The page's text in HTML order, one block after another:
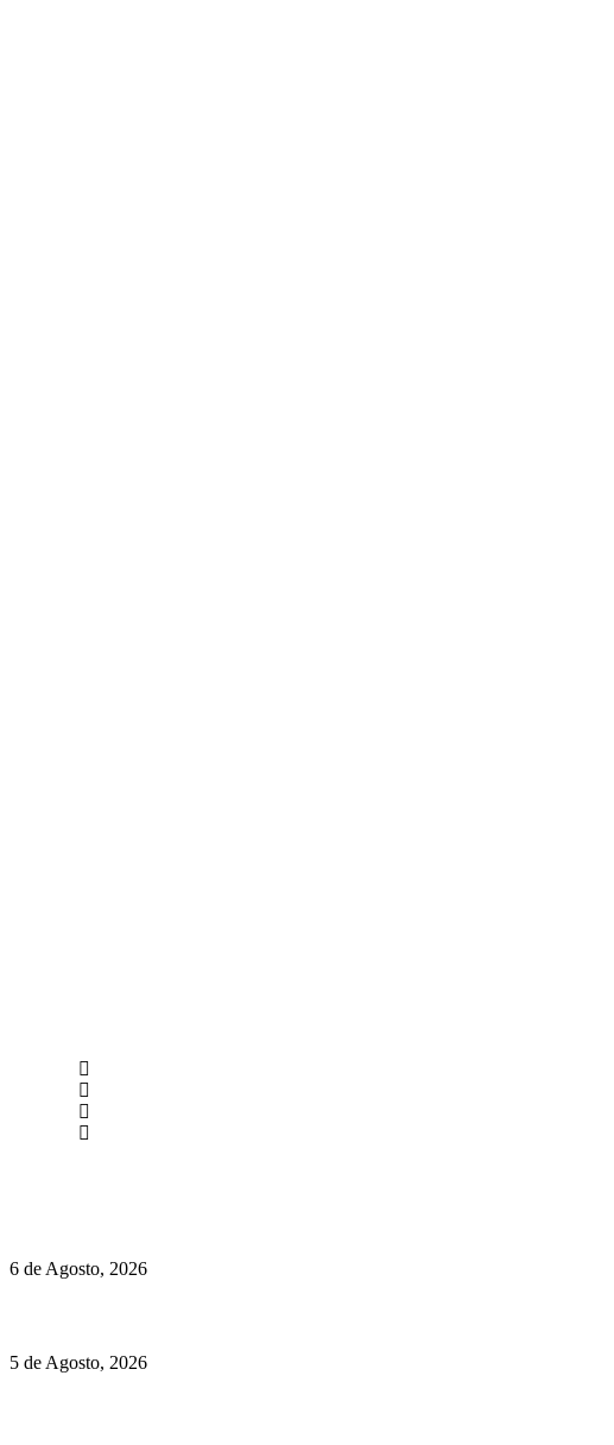
6 de Agosto, 2026
5 de Agosto, 2026